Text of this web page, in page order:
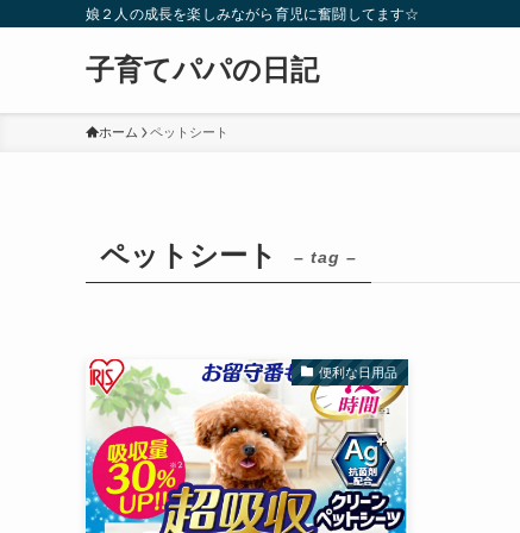
娘２人の成長を楽しみながら育児に奮闘してます☆
子育てパパの日記
ホーム ペットシート
ペットシート – tag –
便利な日用品